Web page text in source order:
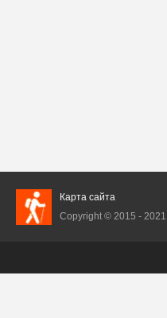
Карта сайта
Copyright © 2015 - 2021